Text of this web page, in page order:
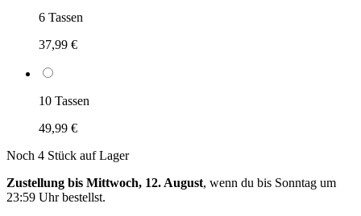
6 Tassen
37,99 €
10 Tassen
49,99 €
Noch 4 Stück auf Lager
Zustellung bis Mittwoch, 12. August, wenn du bis Sonntag um
23:59 Uhrbestellst.